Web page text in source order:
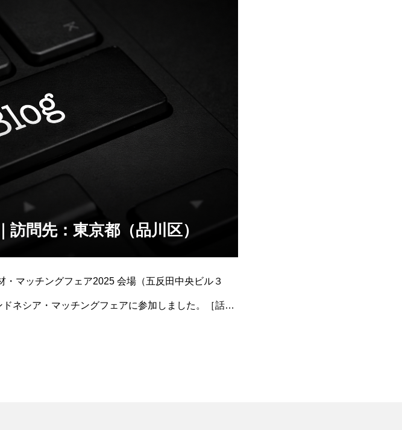
訪問先：東京都（品川区）
マッチングフェア2025 会場（五反田中央ビル３
ネシア・マッチングフェアに参加しました。［話し